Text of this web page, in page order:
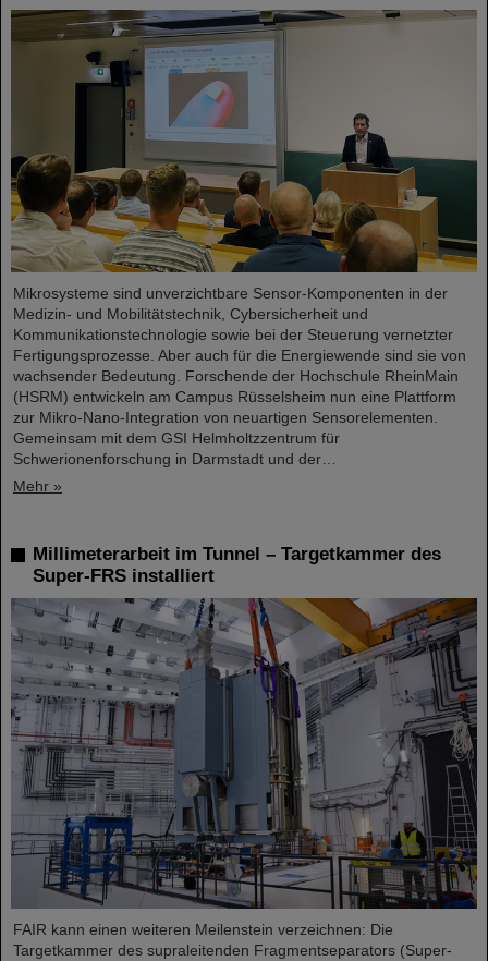
Mikrosysteme sind unverzichtbare Sensor-Komponenten in der
Medizin- und Mobilitätstechnik, Cybersicherheit und
Kommunikationstechnologie sowie bei der Steuerung vernetzter
Fertigungsprozesse. Aber auch für die Energiewende sind sie von
wachsender Bedeutung. Forschende der Hochschule RheinMain
(HSRM) entwickeln am Campus Rüsselsheim nun eine Plattform
zur Mikro-Nano-Integration von neuartigen Sensorelementen.
Gemeinsam mit dem GSI Helmholtzzentrum für
Schwerionenforschung in Darmstadt und der…
Mehr »
Millimeterarbeit im Tunnel – Targetkammer des
Super-FRS installiert
FAIR kann einen weiteren Meilenstein verzeichnen: Die
Targetkammer des supraleitenden Fragmentseparators (Super-